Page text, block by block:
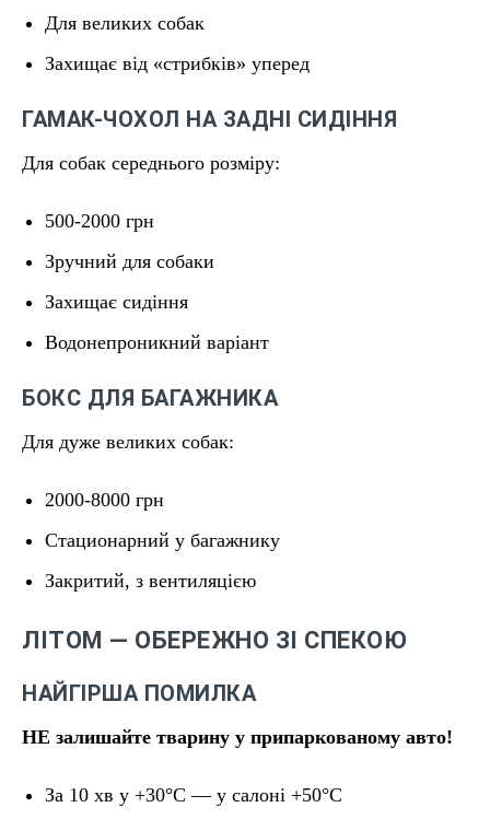
Для великих собак
Захищає від «стрибків» уперед
ГАМАК-ЧОХОЛ НА ЗАДНІ СИДІННЯ
Для собак середнього розміру:
500-2000 грн
Зручний для собаки
Захищає сидіння
Водонепроникний варіант
БОКС ДЛЯ БАГАЖНИКА
Для дуже великих собак:
2000-8000 грн
Стационарний у багажнику
Закритий, з вентиляцією
ЛІТОМ — ОБЕРЕЖНО ЗІ СПЕКОЮ
НАЙГІРША ПОМИЛКА
НЕ залишайте тварину у припаркованому авто!
За 10 хв у +30°C — у салоні +50°C